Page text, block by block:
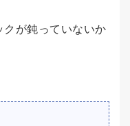
クが鈍っていないか